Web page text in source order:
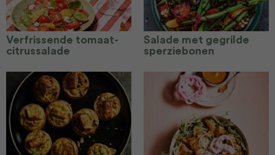
Verfrissende tomaat-
citrussalade
Salade met gegrilde
sperziebonen